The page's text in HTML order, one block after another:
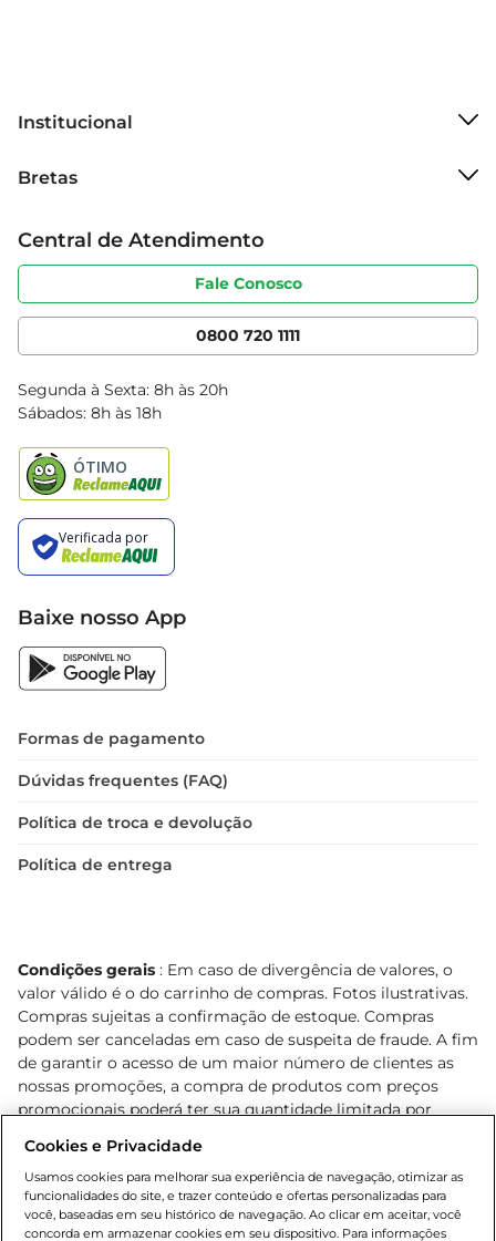
Institucional
Grupo Cencosud
Sobre privacidade
Portal do fornecedor
Cencosud Media
Bretas
Produtos Bretas
Código de ética
Serviços
Clube Bretas
Blog Bretas
Black Friday
Central de Atendimento
Fale Conosco
0800 720 1111
Segunda à Sexta: 8h às 20h
Sábados: 8h às 18h
Baixe nosso App
Formas de pagamento
Dúvidas frequentes (FAQ)
Política de troca e devolução
Política de entrega
Condições gerais : Em caso de divergência de valores, o
valor válido é o do carrinho de compras. Fotos ilustrativas.
Compras sujeitas a confirmação de estoque. Compras
podem ser canceladas em caso de suspeita de fraude. A fim
de garantir o acesso de um maior número de clientes as
nossas promoções, a compra de produtos com preços
promocionais poderá ter sua quantidade limitada por
o e-commerce e válidos durante o dia de hoje, podendo
sofrer alterações sem prévia notificação. Proibida a venda
de bebidas alcoólicas para menores de 18 anos, conforme
Lei n.º 8069/90, art. 81, inciso II (Estatuto da Criança e do
Cookies e Privacidade
Usamos cookies para melhorar sua experiência de navegação, otimizar as
funcionalidades do site, e trazer conteúdo e ofertas personalizadas para
você, baseadas em seu histórico de navegação. Ao clicar em aceitar, você
concorda em armazenar cookies em seu dispositivo. Para informações